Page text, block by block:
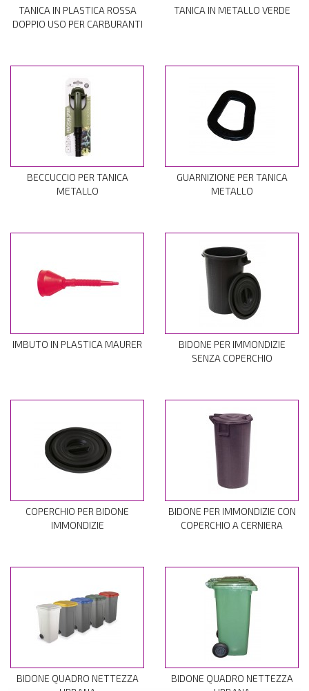
TANICA IN PLASTICA ROSSA
DOPPIO USO PER CARBURANTI
TANICA IN METALLO VERDE
BECCUCCIO PER TANICA
METALLO
GUARNIZIONE PER TANICA
METALLO
IMBUTO IN PLASTICA MAURER
BIDONE PER IMMONDIZIE
SENZA COPERCHIO
COPERCHIO PER BIDONE
IMMONDIZIE
BIDONE PER IMMONDIZIE CON
COPERCHIO A CERNIERA
BIDONE QUADRO NETTEZZA
BIDONE QUADRO NETTEZZA